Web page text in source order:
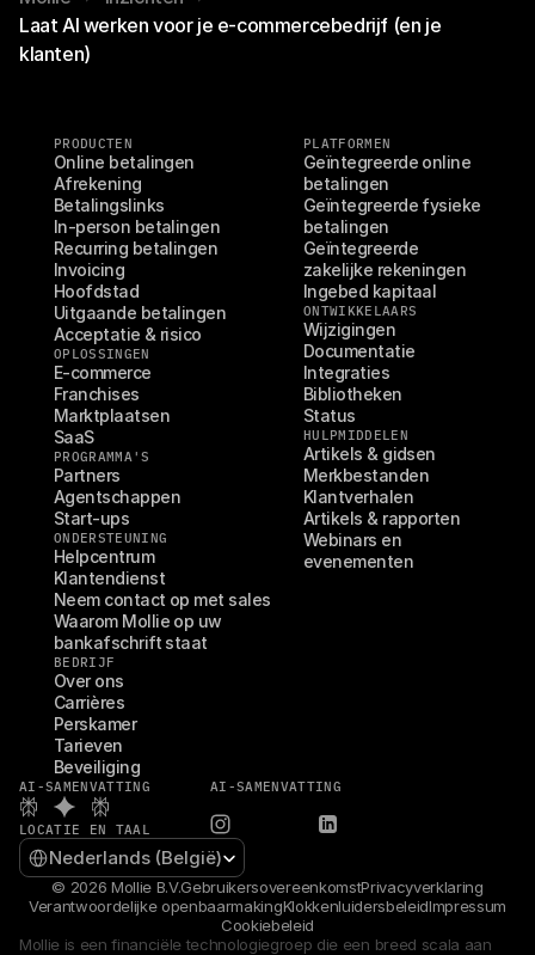
Laat AI werken voor je e-commercebedrijf (en je
klanten)
PRODUCTEN
Online betalingen
Afrekening
Betalingslinks
In-person betalingen
Recurring betalingen
Invoicing
Hoofdstad
Uitgaande betalingen
Acceptatie & risico
OPLOSSINGEN
E-commerce
Franchises
Marktplaatsen
SaaS
PROGRAMMA'S
Partners
Agentschappen
Start-ups
ONDERSTEUNING
Helpcentrum
Klantendienst
Neem contact op met sales
Waarom Mollie op uw
bankafschrift staat
BEDRIJF
Over ons
Carrières
Perskamer
Tarieven
Beveiliging
PLATFORMEN
Geïntegreerde online
betalingen
Geïntegreerde fysieke
betalingen
Geïntegreerde
zakelijke rekeningen
Ingebed kapitaal
ONTWIKKELAARS
Wijzigingen
Documentatie
Integraties
Bibliotheken
Status
HULPMIDDELEN
Artikels & gidsen
Merkbestanden
Klantverhalen
Artikels & rapporten
Webinars en
evenementen
AI-SAMENVATTING AI-SAMENVATTING
LOCATIE EN TAAL
Select Language
Nederlands (België)
© 2026 Mollie B.V.GebruikersovereenkomstPrivacyverklaring
Verantwoordelijke openbaarmakingKlokkenluidersbeleidImpressum
Cookiebeleid
Mollie is een financiële technologiegroep die een breed scala aan